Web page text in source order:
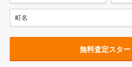
無料査定スター